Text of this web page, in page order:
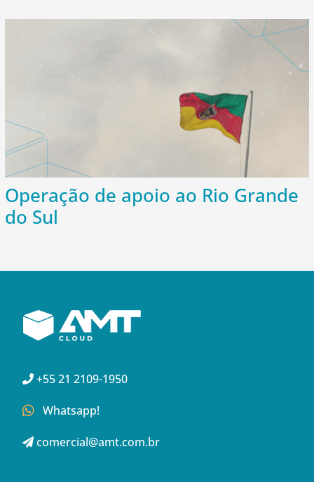
Operação de apoio ao Rio Grande
do Sul
+55 21 2109-1950
Whatsapp!
comercial@amt.com.br